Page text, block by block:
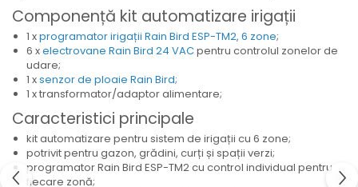
Componență kit automatizare irigații
1 xprogramator irigații Rain Bird ESP-TM2, 6 zone;
6 xelectrovane Rain Bird 24 VACpentru controlul zonelor de
udare;
1 xsenzor de ploaie Rain Bird;
1 x transformator/adaptor alimentare;
Caracteristici principale
kit automatizare pentru sistem de irigații cu 6 zone;
potrivit pentru gazon, grădini, curți și spații verzi;
programator Rain Bird ESP-TM2 cu control individual pentru
fiecare zonă;